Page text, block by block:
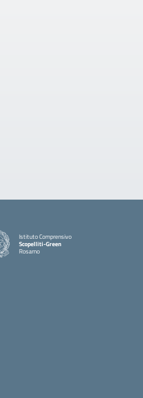
Istituto Comprensivo
Scopelliti-Green
Rosarno